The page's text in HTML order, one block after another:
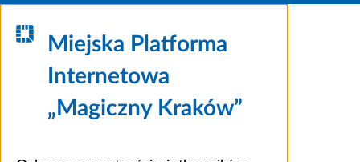
Miejska Platforma
Internetowa
„Magiczny Kraków”